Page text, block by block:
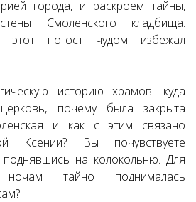
города, и раскроем тайны,
Смоленского кладбища.
погост чудом избежал
историю храмов: куда
почему была закрыта
и как с этим связано
Ксении? Вы почувствуете
поднявшись на колокольню. Для
тайно поднималась